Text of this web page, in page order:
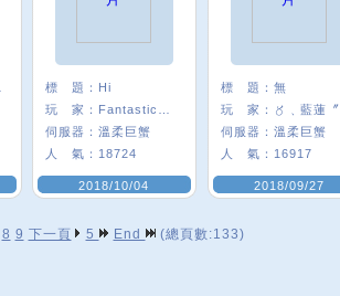
標 題： Hi
玩 家：
伺服器： 溫柔巨蟹
人 氣： 18724
2018/10/04
標 題： 無
玩 家：
〥﹑藍蓮
伺服器： 溫柔巨蟹
人 氣： 16917
2018/09/27
8 9 下一頁 5 End (總頁數:133)